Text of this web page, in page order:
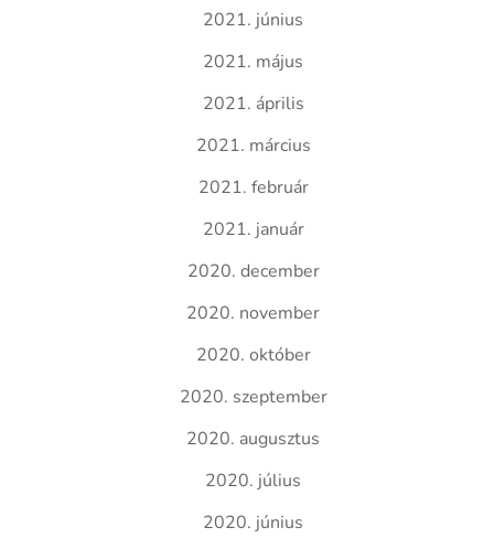
2021. június
2021. május
2021. április
2021. március
2021. február
2021. január
2020. december
2020. november
2020. október
2020. szeptember
2020. augusztus
2020. július
2020. június